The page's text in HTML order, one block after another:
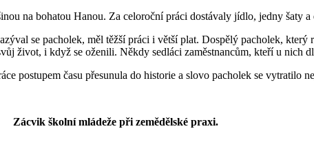
na bohatou Hanou. Za celoroční práci dostávaly jídlo, jedny šaty
se pacholek, měl těžší práci i větší plat. Dospělý pacholek,
život, i když se oženili. Někdy sedláci zaměstnancům, kteří u nich
postupem času přesunula do historie a slovo pacholek se vytratilo
Zácvik školní mládeže při zemědělské praxi.